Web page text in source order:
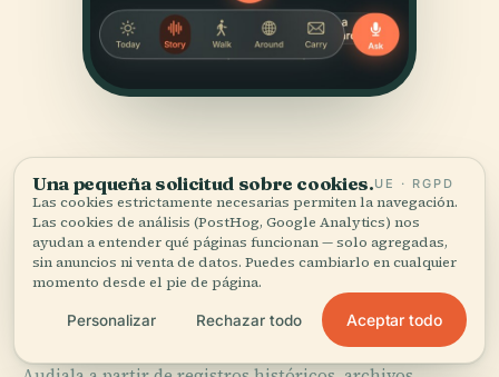
FUENTES
Verificado,y a la vista.
Investigado y redactado por el equipo editorial de
Una pequeña solicitud sobre cookies.UE · RGPD
Las cookies estrictamente necesarias permiten la navegación.
Las cookies de análisis (PostHog, Google Analytics) nos
ayudan a entender qué páginas funcionan — solo agregadas,
sin anuncios ni venta de datos. Puedes cambiarlo en cualquier
momento desde el pie de página.
Personalizar Rechazar todo Aceptar todo